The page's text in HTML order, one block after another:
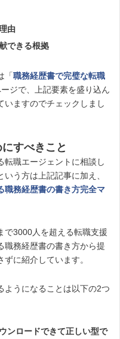
由
できる根拠
「職務経歴書で完璧な転職
ジで、上記要素を盛り込ん
いますのでチェックしまし
すべきこと
転職エージェントに相談し
う方は上記記事に加え、
職務経歴書の書き方完全マ
で3000人を超える転職支援
職務経歴書の書き方から提
に紹介しています。
ようになることは以下の2つ
ンロードできて正しい型で